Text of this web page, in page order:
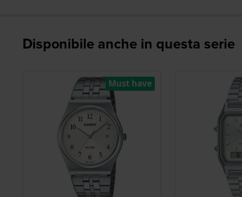
Disponibile anche in questa serie
Must have